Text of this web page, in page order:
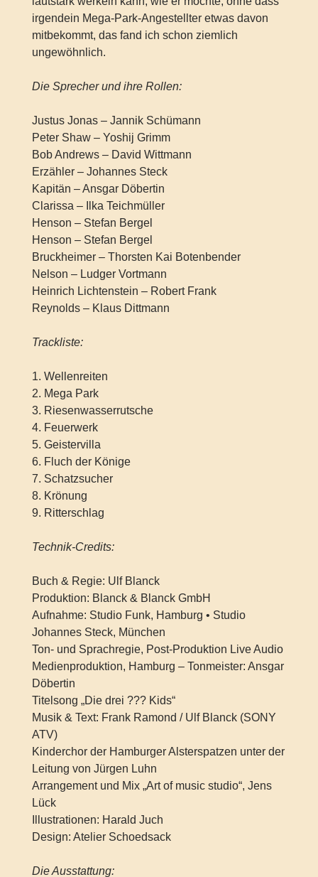
irgendein Mega-Park-Angestellter etwas davon
mitbekommt, das fand ich schon ziemlich
ungewöhnlich.
Die Sprecher und ihre Rollen:
Justus Jonas – Jannik Schümann
Peter Shaw – Yoshij Grimm
Bob Andrews – David Wittmann
Erzähler – Johannes Steck
Kapitän – Ansgar Döbertin
Clarissa – Ilka Teichmüller
Henson – Stefan Bergel
Henson – Stefan Bergel
Bruckheimer – Thorsten Kai Botenbender
Nelson – Ludger Vortmann
Heinrich Lichtenstein – Robert Frank
Reynolds – Klaus Dittmann
Trackliste:
1. Wellenreiten
2. Mega Park
3. Riesenwasserrutsche
4. Feuerwerk
5. Geistervilla
6. Fluch der Könige
7. Schatzsucher
8. Krönung
9. Ritterschlag
Technik-Credits:
Buch & Regie: Ulf Blanck
Produktion: Blanck & Blanck GmbH
Aufnahme: Studio Funk, Hamburg • Studio
Johannes Steck, München
Ton- und Sprachregie, Post-Produktion Live Audio
Medienproduktion, Hamburg – Tonmeister: Ansgar
Döbertin
Titelsong „Die drei ??? Kids“
Musik & Text: Frank Ramond / Ulf Blanck (SONY
ATV)
Kinderchor der Hamburger Alsterspatzen unter der
Leitung von Jürgen Luhn
Arrangement und Mix „Art of music studio“, Jens
Lück
Illustrationen: Harald Juch
Design: Atelier Schoedsack
Die Ausstattung: